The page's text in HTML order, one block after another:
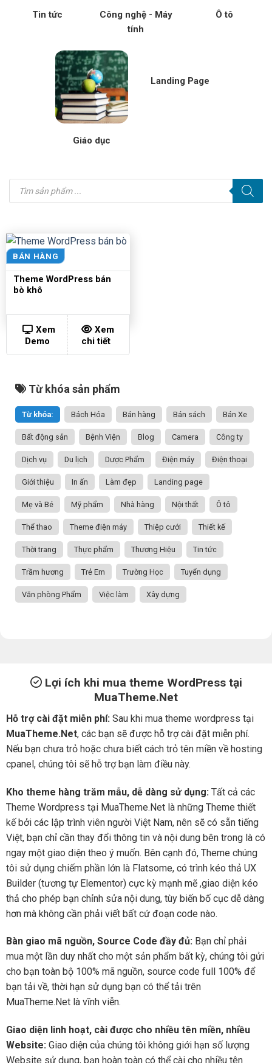
Tin tức
Công nghệ - Máy
tính
Ô tô
Giáo dục
Landing Page
Tìm
kiếm
sản
BÁN HÀNG
Theme WordPress bán
bò khô
Xem
Demo
Xem
chi tiết
Từ khóa sản phẩm
Từ khóa: Bách Hóa Bán hàng Bán sách Bán Xe
Bất động sản Bệnh Viện Blog Camera Công ty
Dịch vụ Du lịch Dược Phẩm Điện máy Điện thoại
Giới thiệu In ấn Làm đẹp Landing page
Mẹ và Bé Mỹ phẩm Nhà hàng Nội thất Ô tô
Thể thao Theme điện máy Thiệp cưới Thiết kế
Thời trang Thực phẩm Thương Hiệu Tin tức
Trầm hương Trẻ Em Trường Học Tuyển dụng
Văn phòng Phẩm Việc làm Xây dựng
Lợi ích khi mua theme WordPress tại
MuaTheme.Net
Hỗ trợ cài đặt miễn phí: Sau khi mua theme wordpress tại
MuaTheme.Net, các bạn sẽ được hỗ trợ cài đặt miễn phí.
Nếu bạn chưa trỏ hoặc chưa biết cách trỏ tên miền về hosting
cpanel, chúng tôi sẽ hỗ trợ bạn làm điều này.
Kho theme hàng trăm mẫu, dễ dàng sử dụng: Tất cả các
Theme Wordpress tại MuaTheme.Net là những Theme thiết
kế bởi các lập trình viên người Việt Nam, nên sẽ có sẵn tiếng
Việt, bạn chỉ cần thay đổi thông tin và nội dung bên trong là có
ngay một giao diện theo ý muốn. Bên cạnh đó, Theme chúng
tôi sử dụng chiếm phần lớn là Flatsome, có trình kéo thả UX
Builder (tương tự Elementor) cực kỳ mạnh mẽ ,giao diện kéo
thả cho phép bạn chỉnh sửa nội dung, tùy biến bố cục dễ dàng
hơn mà không cần phải viết bất cứ đoạn code nào.
Bàn giao mã nguồn, Source Code đầy đủ: Bạn chỉ phải
mua một lần duy nhất cho một sản phẩm bất kỳ, chúng tôi gửi
cho bạn toàn bộ 100% mã nguồn, source code full 100% để
bạn tải về, thời hạn sử dụng bạn có thể tải trên
MuaTheme.Net là vĩnh viễn.
Giao diện linh hoạt, cài được cho nhiều tên miền, nhiều
Website: Giao diện của chúng tôi không giới hạn số lượng
Website sử dụng, bạn hoàn toàn có thể cài cho nhiều tên